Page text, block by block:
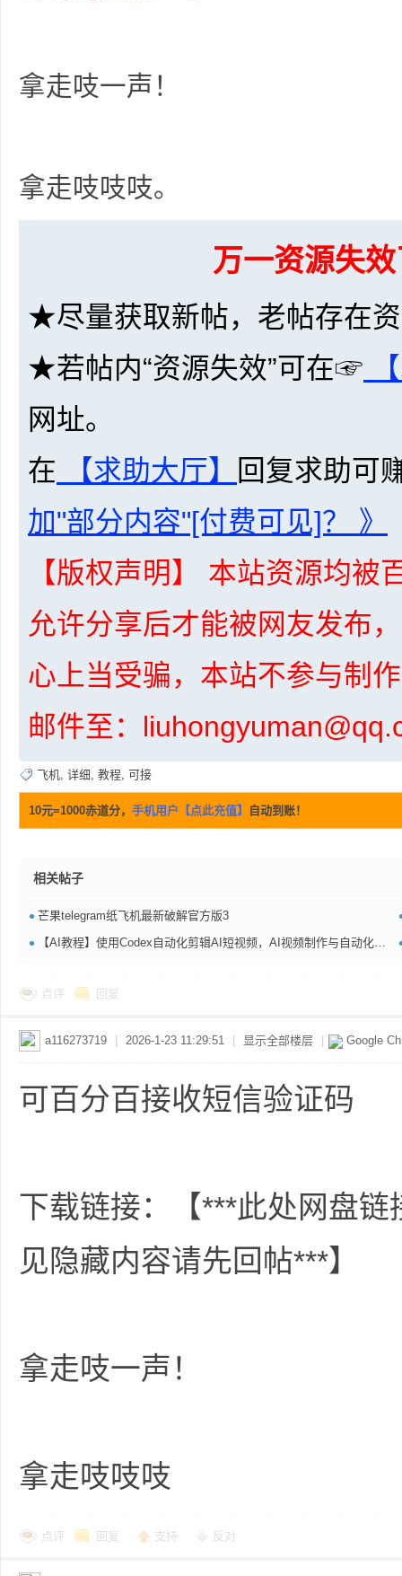
拿走吱一声！
拿走吱吱吱。
万一资源失
★尽量获取新帖，老帖存在
★若帖内“资源失效”可在☞
网址。
在 【求助大厅】
回复求助可
加"部分内容"[付费可见]？ 》
【版权声明】 本站资源均
允许分享后才能被网友发布
心上当受骗，本站不参与制
邮件至：
飞机, 详细, 教程, 可接
10元=1000赤道分， 手机用户【点此充值】 自动到账！
相关帖子
• 芒果telegram纸飞机最新破解官方版3
•
【AI教程】使用Codex自动化剪辑AI短视频，AI视频制作与自动化剪辑的保姆级教程
点评 回复
a116273719 2026-1-23 11:29:51 显示全部楼层 Google
可百分百接收短信验证码
下载链接：【***此处网盘
见隐藏内容请先回帖***】
拿走吱一声！
拿走吱吱吱
点评 回复 支持 反对